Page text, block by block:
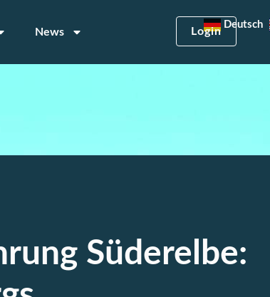
News
Deutsch
Login
Süderelbe: